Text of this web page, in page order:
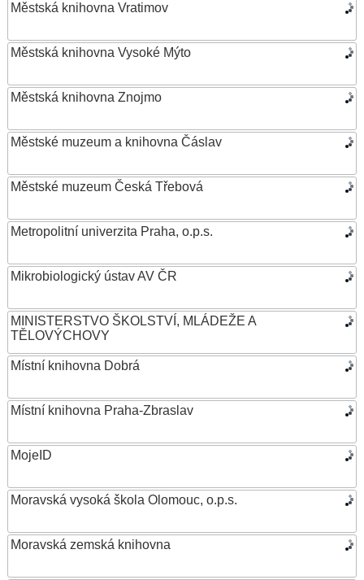
Městská knihovna Vratimov
Městská knihovna Vysoké Mýto
Městská knihovna Znojmo
Městské muzeum a knihovna Čáslav
Městské muzeum Česká Třebová
Metropolitní univerzita Praha, o.p.s.
Mikrobiologický ústav AV ČR
MINISTERSTVO ŠKOLSTVÍ, MLÁDEŽE A
TĚLOVÝCHOVY
Místní knihovna Dobrá
Místní knihovna Praha-Zbraslav
MojeID
Moravská vysoká škola Olomouc, o.p.s.
Moravská zemská knihovna